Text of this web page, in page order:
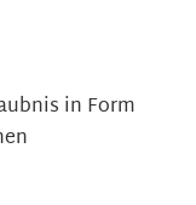
in Form